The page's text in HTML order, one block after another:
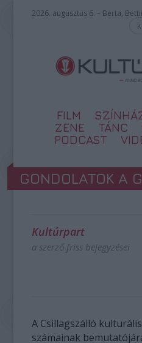
2026. augusztus 6. – Berta,
FILM
ZENE
TÁNC
PODCAST
GONDOLATOK A
Kultúrpart
a szerző friss bejegyzései
A Csillagszálló
számainak